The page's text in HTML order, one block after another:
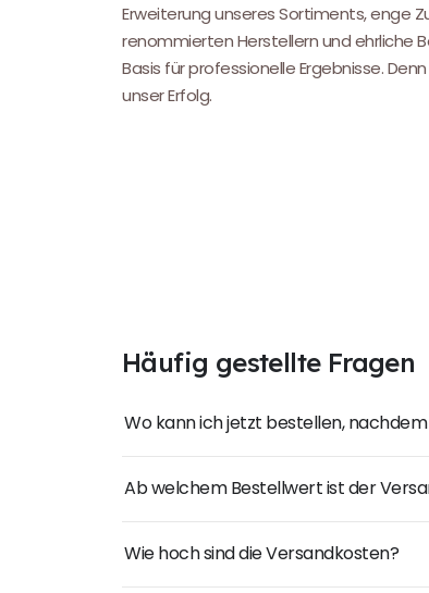
Erweiterung unseres Sortiments, enge
renommierten Herstellern und ehrliche
Basis für professionelle Ergebnisse.
unser Erfolg.
Häufig gestellte Fragen
Wo kann ich jetzt bestellen,
Ab welchem Bestellwert ist der
Wie hoch sind die Versandkosten?